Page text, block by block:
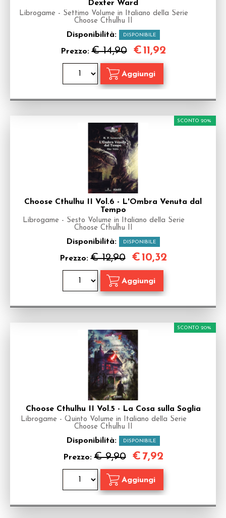
Dexter Ward
Librogame - Settimo Volume in Italiano della Serie
Choose Cthulhu II
Disponibilità: DISPONIBILE
Prezzo:€ 14,90 €11,92
Choose Cthulhu II Vol.6 - L'Ombra Venuta dal
Tempo
Librogame - Sesto Volume in Italiano della Serie
Choose Cthulhu II
Disponibilità: DISPONIBILE
Prezzo:€ 12,90
SCONTO 20%
€10,32
Choose Cthulhu II Vol.5 - La Cosa sulla Soglia
Librogame - Quinto Volume in Italiano della Serie
Choose Cthulhu II
Disponibilità: DISPONIBILE
Prezzo:€ 9,90
SCONTO 20%
€ 7,92